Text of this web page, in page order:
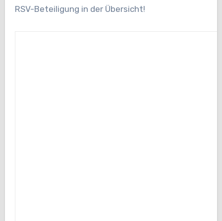
RSV-Beteiligung in der Übersicht!